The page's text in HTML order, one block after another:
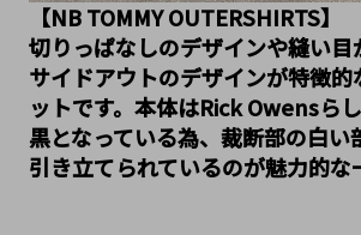
【NB TOMMY OUTERSHIRTS】
切りっぱなしのデザインや縫い
サイドアウトのデザインが特徴的
ットです。本体はRick Owensら
黒となっている為、裁断部の白い
引き立てられているのが魅力的な